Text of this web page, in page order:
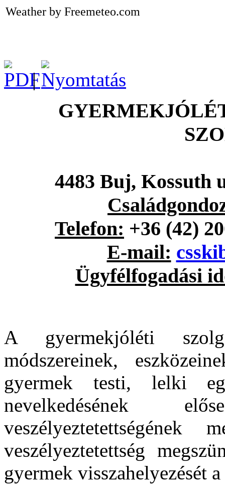
Weather by Freemeteo.com
|
4483 Buj, Kossuth
Telefon: +36 (42)
E-mail:
Ügyfélfogadási
A gyermekjóléti
módszereinek,
gyermek testi, lelki
nevelkedésének
veszélyeztetettség
gyermek visszahelyezését